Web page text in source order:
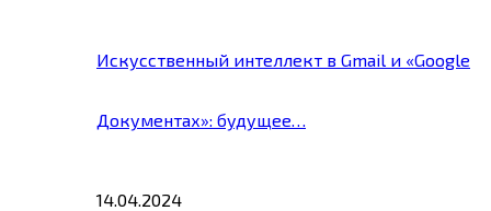
Искусственный интеллект в Gmail и «Google
Документах»: будущее…
14.04.2024